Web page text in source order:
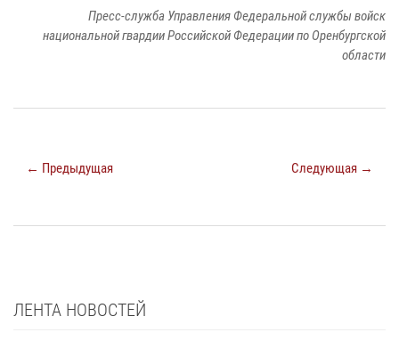
Пресс-служба Управления Федеральной службы войск
национальной гвардии Российской Федерации по Оренбургской
области
← Предыдущая Следующая →
ЛЕНТА НОВОСТЕЙ